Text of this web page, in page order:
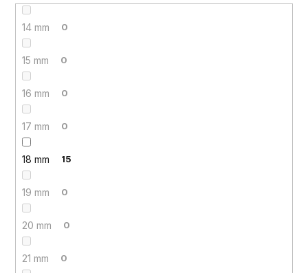
14 mm 0
15 mm 0
16 mm 0
17 mm 0
18 mm 15
19 mm 0
20 mm 0
21 mm 0